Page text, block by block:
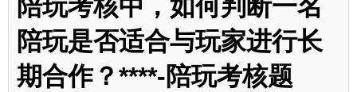
陪玩考核中，如何判断一名
陪玩是否适合与玩家进行长
期合作？****-陪玩考核题